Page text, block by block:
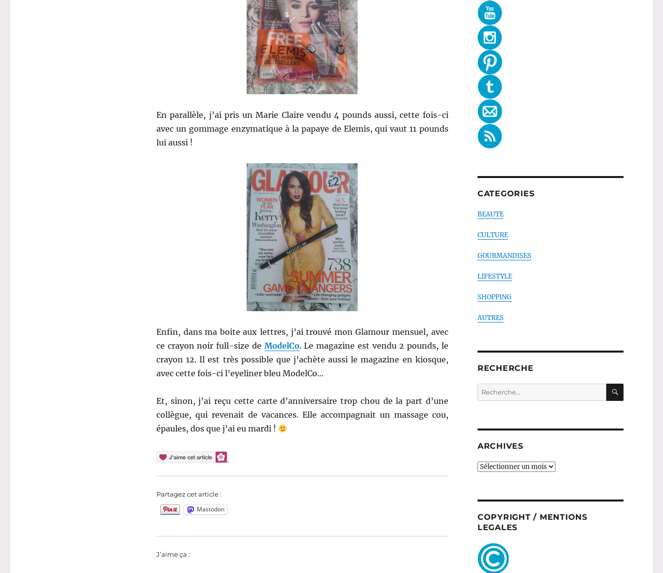
En parallèle, j’ai pris un Marie Claire vendu 4 pounds aussi, cette fois-ci
avec un gommage enzymatique à la papaye de Elemis, qui vaut 11 pounds
lui aussi !
Enfin, dans ma boite aux lettres, j’ai trouvé mon Glamour mensuel, avec
ce crayon noir full-size de ModelCo. Le magazine est vendu 2 pounds, le
crayon 12. Il est très possible que j’achète aussi le magazine en kiosque,
avec cette fois-ci l’eyeliner bleu ModelCo…
Et, sinon, j’ai reçu cette carte d’anniversaire trop chou de la part d’une
collègue, qui revenait de vacances. Elle accompagnait un massage cou,
épaules, dos que j’ai eu mardi !
Partagez cet article :
Mastodon
J’aime ça :
CATEGORIES
BEAUTE
CULTURE
GOURMANDISES
LIFESTYLE
SHOPPING
AUTRES
RECHERCHE
Recherche
pour :
ARCHIVES
ARCHIVES
COPYRIGHT / MENTIONS
LEGALES